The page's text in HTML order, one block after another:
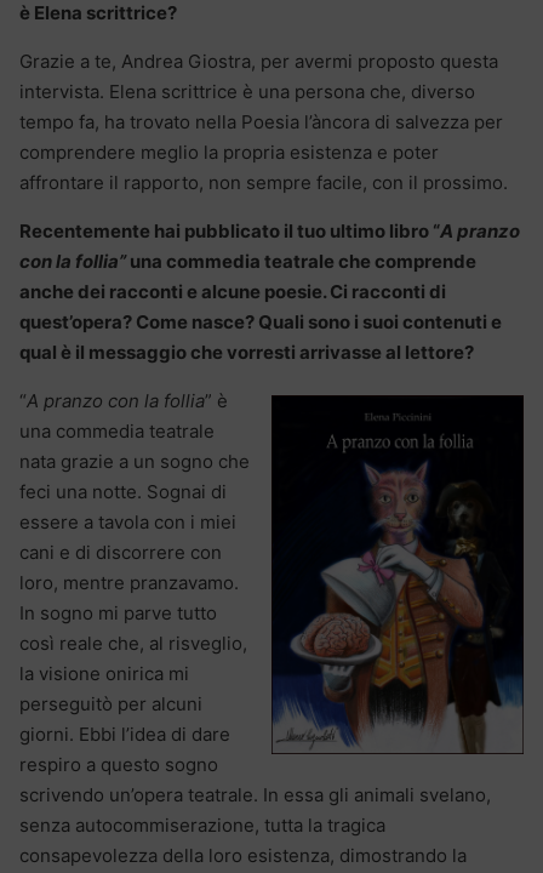
è Elena scrittrice?
Grazie a te, Andrea Giostra, per avermi proposto questa
intervista. Elena scrittrice è una persona che, diverso
tempo fa, ha trovato nella Poesia l’àncora di salvezza per
comprendere meglio la propria esistenza e poter
affrontare il rapporto, non sempre facile, con il prossimo.
Recentemente hai pubblicato il tuo ultimo libro “A pranzo
con la follia”una commedia teatrale che comprende
anche dei racconti e alcune poesie. Ci racconti di
quest’opera? Come nasce? Quali sono i suoi contenuti e
qual è il messaggio che vorresti arrivasse al lettore?
“A pranzo con la follia” è
una commedia teatrale
nata grazie a un sogno che
feci una notte. Sognai di
essere a tavola con i miei
cani e di discorrere con
loro, mentre pranzavamo.
In sogno mi parve tutto
così reale che, al risveglio,
la visione onirica mi
perseguitò per alcuni
giorni. Ebbi l’idea di dare
respiro a questo sogno
scrivendo un’opera teatrale. In essa gli animali svelano,
senza autocommiserazione, tutta la tragica
consapevolezza della loro esistenza, dimostrando la